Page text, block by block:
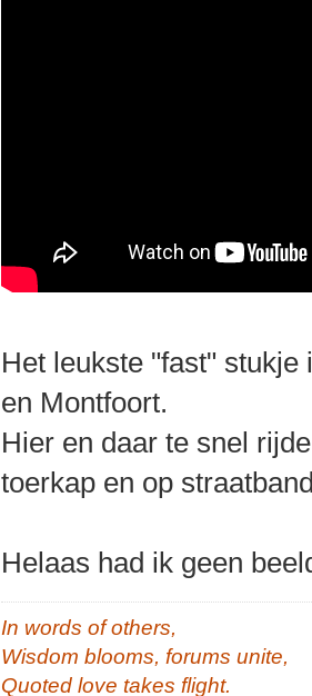
Het leukste "fast"
en Montfoort.
Hier en daar te snel
toerkap en op
Helaas had ik geen
In words of others,
Wisdom blooms, forums unite,
Quoted love takes flight.